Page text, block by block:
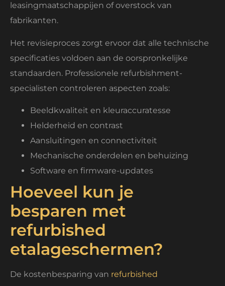
leasingmaatschappijen of overstock van
fabrikanten.
Het revisieproces zorgt ervoor dat alle technische
specificaties voldoen aan de oorspronkelijke
standaarden. Professionele refurbishment-
specialisten controleren aspecten zoals:
Beeldkwaliteit en kleuraccuratesse
Helderheid en contrast
Aansluitingen en connectiviteit
Mechanische onderdelen en behuizing
Software en firmware-updates
Hoeveel kun je
besparen met
refurbished
etalageschermen?
De kostenbesparing van refurbished